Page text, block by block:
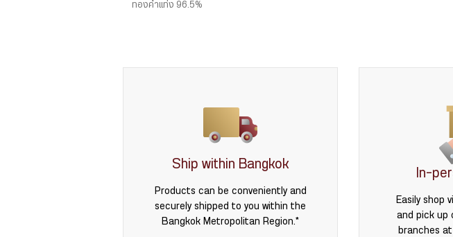
ทองคำแท่ง 96.5%
Ship within Bangkok
Products can be conveniently and
securely shipped to you within the
Bangkok Metropolitan Region.*
In-
Easily shop
and pick up
branches